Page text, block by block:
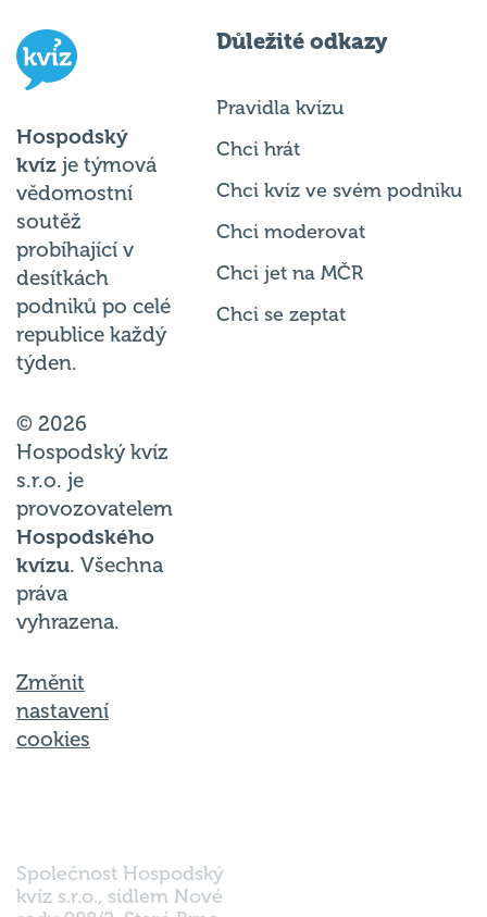
Hospodský
kvíz je týmová
vědomostní
soutěž
probíhající v
desítkách
podniků po celé
republice každý
týden.
© 2026
Hospodský kvíz
s.r.o. je
provozovatelem
Hospodského
kvízu. Všechna
práva
vyhrazena.
Změnit
nastavení
cookies
Důležité odkazy
Pravidla kvízu
Chci hrát
Chci kvíz ve svém podniku
Chci moderovat
Chci jet na MČR
Chci se zeptat
Společnost Hospodský
kvíz s.r.o., sídlem Nové